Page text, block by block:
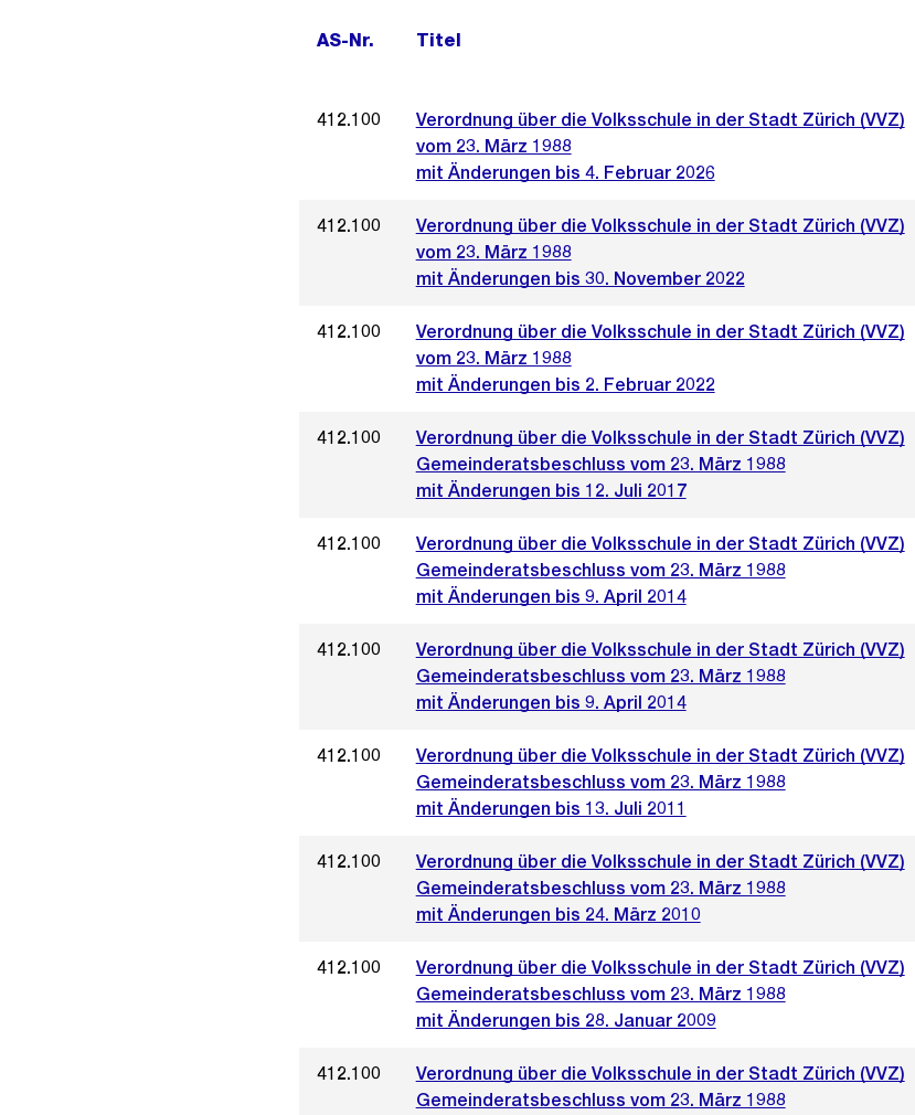
AS-Nr. Titel
412.100
Verordnung über die Volksschule in der Stadt Zürich (VVZ)
vom 23. März 1988
mit Änderungen bis 4. Februar 2026
412.100
Verordnung über die Volksschule in der Stadt Zürich (VVZ)
vom 23. März 1988
mit Änderungen bis 30. November 2022
412.100
Verordnung über die Volksschule in der Stadt Zürich (VVZ)
vom 23. März 1988
mit Änderungen bis 2. Februar 2022
412.100
Verordnung über die Volksschule in der Stadt Zürich (VVZ)
Gemeinderatsbeschluss vom 23. März 1988
mit Änderungen bis 12. Juli 2017
412.100
Verordnung über die Volksschule in der Stadt Zürich (VVZ)
Gemeinderatsbeschluss vom 23. März 1988
mit Änderungen bis 9. April 2014
412.100
Verordnung über die Volksschule in der Stadt Zürich (VVZ)
Gemeinderatsbeschluss vom 23. März 1988
mit Änderungen bis 9. April 2014
412.100
Verordnung über die Volksschule in der Stadt Zürich (VVZ)
Gemeinderatsbeschluss vom 23. März 1988
mit Änderungen bis 13. Juli 2011
412.100
Verordnung über die Volksschule in der Stadt Zürich (VVZ)
Gemeinderatsbeschluss vom 23. März 1988
mit Änderungen bis 24. März 2010
412.100
Verordnung über die Volksschule in der Stadt Zürich (VVZ)
Gemeinderatsbeschluss vom 23. März 1988
mit Änderungen bis 28. Januar 2009
412.100
Verordnung über die Volksschule in der Stadt Zürich (VVZ)
Gemeinderatsbeschluss vom 23. März 1988